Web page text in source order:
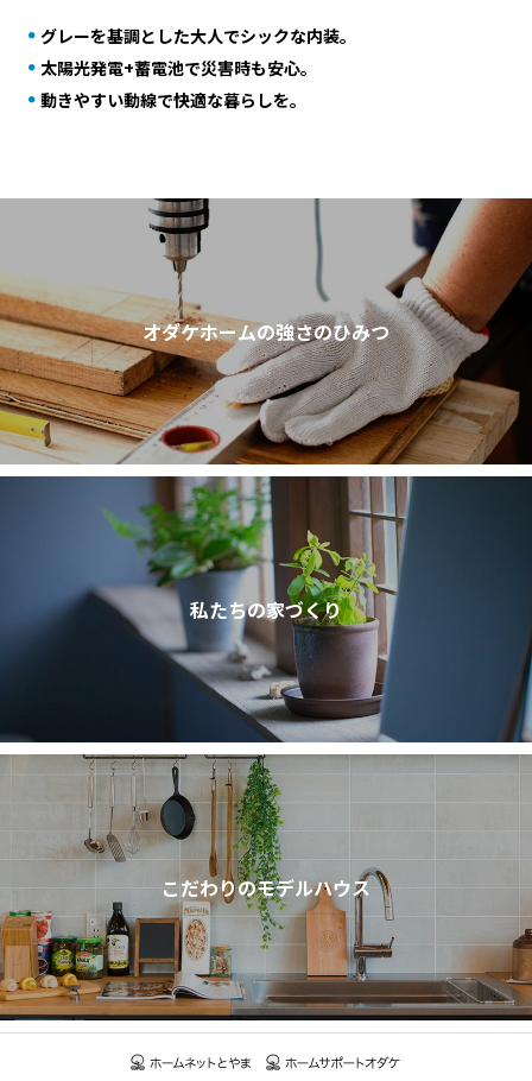
グレーを基調とした大人でシックな内装。
太陽光発電+蓄電池で災害時も安心。
動きやすい動線で快適な暮らしを。
オダケホームの強さのひみつ
私たちの家づくり
こだわりのモデルハウス